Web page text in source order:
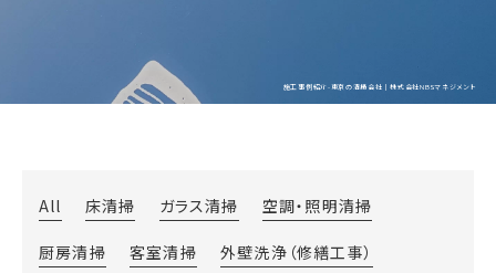
施工事例紹介-東京の清掃会社｜株式会社NBSマネジメント
All 床清掃 ガラス清掃 空調・照明清掃
厨房清掃 客室清掃 外壁洗浄（修繕工事）